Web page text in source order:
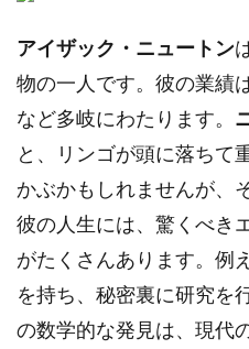
アイザック・ニュートン
物の一人です。彼の業績
など多岐にわたります。
と、リンゴが頭に落ちて
かぶかもしれませんが、
彼の人生には、驚くべき
がたくさんあります。例
を持ち、秘密裏に研究を
の数学的な発見は、現代